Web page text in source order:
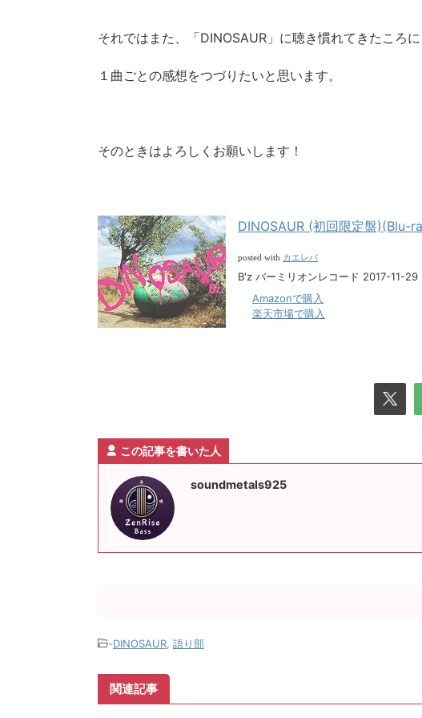
それではまた、「DINOSAUR」に聴き慣れてきたころに
１曲ごとの感想をつづりたいと思います。
そのときはよろしくお願いします！
DINOSAUR (初回限定盤)(Blu-
posted with カエレバ
B'z バーミリオンレコード 2017-11-29
Amazonで購入
楽天市場で購入
この記事を書いた人
soundmetals925
-DINOSAUR 語り部
関連記事